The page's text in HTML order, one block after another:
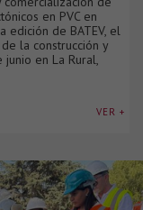
en PVC en
edición de BATEV, el
la construcción y
en La Rural,
VER +